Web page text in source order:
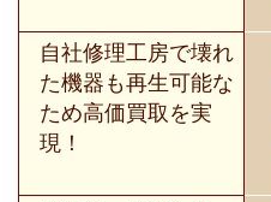
自社修理工房で壊れ
た機器も再生可能な
ため高価買取を実
現！